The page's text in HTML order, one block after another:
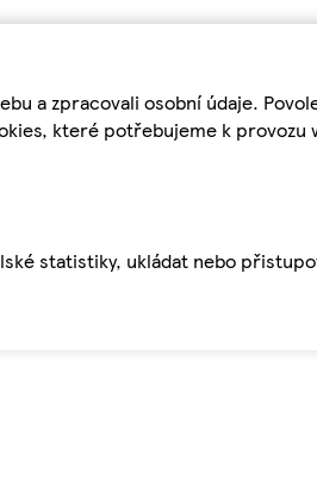
a zpracovali osobní údaje.
které potřebujeme k provozu
statistiky, ukládat nebo